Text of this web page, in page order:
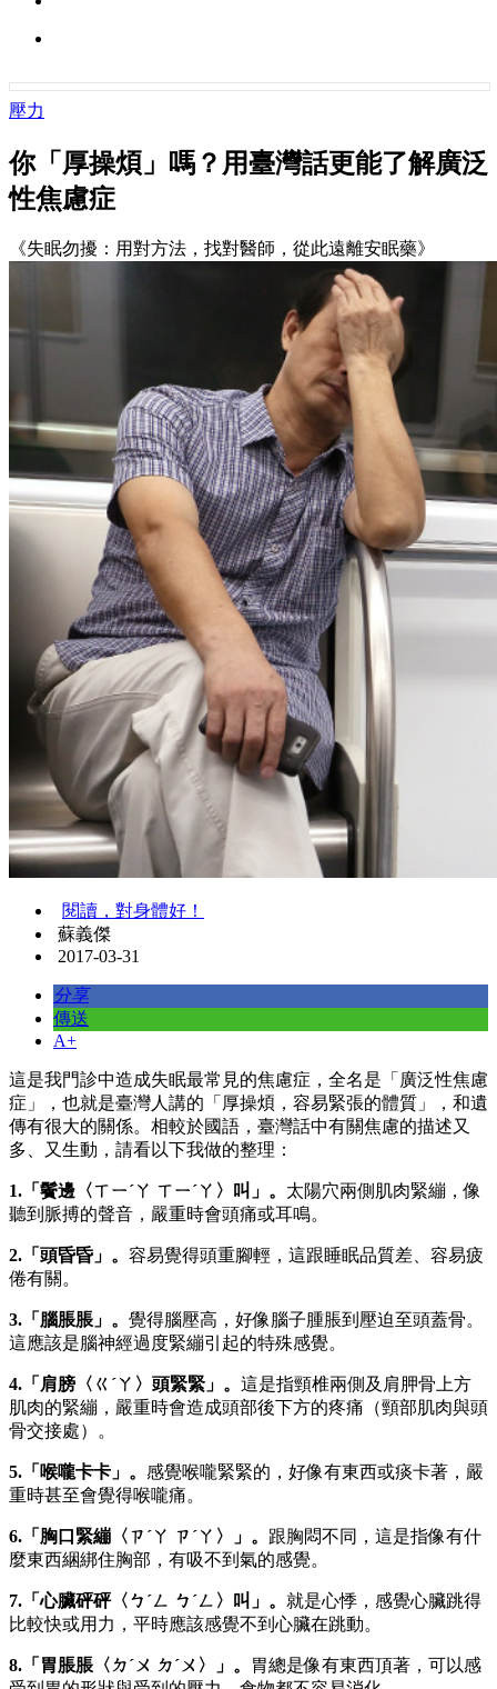
壓力
你「厚操煩」嗎？用臺灣話更能了解廣泛
性焦慮症
《失眠勿擾：用對方法，找對醫師，從此遠離安眠藥》
閱讀，對身體好！
蘇義傑
2017-03-31
分享
傳送
A+
這是我門診中造成失眠最常見的焦慮症，全名是「廣泛性焦慮
症」，也就是臺灣人講的「厚操煩，容易緊張的體質」，和遺
傳有很大的關係。相較於國語，臺灣話中有關焦慮的描述又
多、又生動，請看以下我做的整理：
1.「鬢邊〈ㄒㄧˊㄚ ㄒㄧˊㄚ〉叫」。 太陽穴兩側肌肉緊繃，像
聽到脈搏的聲音，嚴重時會頭痛或耳鳴。
2.「頭昏昏」。 容易覺得頭重腳輕，這跟睡眠品質差、容易疲
倦有關。
3.「腦脹脹」。 覺得腦壓高，好像腦子腫脹到壓迫至頭蓋骨。
這應該是腦神經過度緊繃引起的特殊感覺。
4.「肩膀〈ㄍˊㄚ〉頭緊緊」。 這是指頸椎兩側及肩胛骨上方
肌肉的緊繃，嚴重時會造成頭部後下方的疼痛（頸部肌肉與頭
骨交接處）。
5.「喉嚨卡卡」。 感覺喉嚨緊緊的，好像有東西或痰卡著，嚴
重時甚至會覺得喉嚨痛。
6.「胸口緊繃〈ㄗˊㄚ ㄗˊㄚ〉」。 跟胸悶不同，這是指像有什
麼東西綑綁住胸部，有吸不到氣的感覺。
7.「心臟砰砰〈ㄅˊㄥ ㄅˊㄥ〉叫」。 就是心悸，感覺心臟跳得
比較快或用力，平時應該感覺不到心臟在跳動。
8.「胃脹脹〈ㄉˊㄨ ㄉˊㄨ〉」。
胃總是像有東西頂著，可以感